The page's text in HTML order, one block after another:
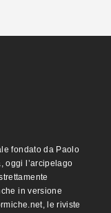
fondato da Paolo
oggi l’arcipelago
in versione
le riviste